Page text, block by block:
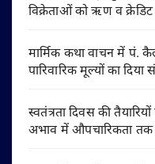
विक्रेताओं को ऋण व क्रेडिट
मार्मिक कथा वाचन में पं.
पारिवारिक मूल्यों का दिया
स्वतंत्रता दिवस की
अभाव में औपचारिकता तक